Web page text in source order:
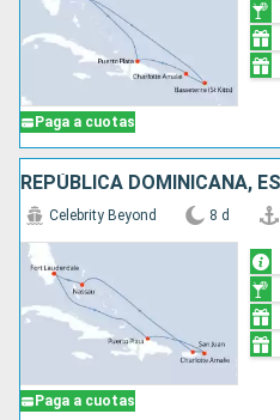
Paga a cuotas
Paga a cuotas
Celebrity Beyond 8 d